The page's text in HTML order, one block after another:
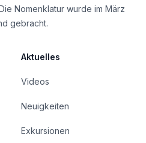
Nomenklatur wurde im März
gebracht.
Aktuelles
Videos
Neuigkeiten
Exkursionen